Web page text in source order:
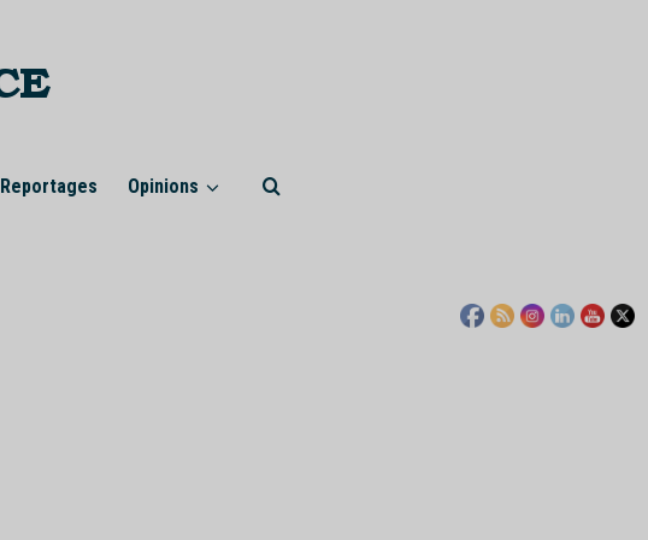
Reportages Opinions
millions d’euros pour